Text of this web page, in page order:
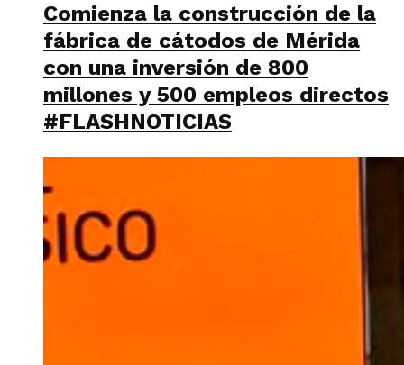
Comienza la construcción de la
fábrica de cátodos de Mérida
con una inversión de 800
millones y 500 empleos directos
#FLASHNOTICIAS